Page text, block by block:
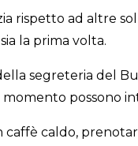
rispetto ad altre
la prima volta.
segreteria del
momento possono
caffè caldo,